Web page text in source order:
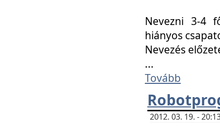
Nevezni 3-4
hiányos
Nevezés
...
Tovább
2012. 03. 19. -